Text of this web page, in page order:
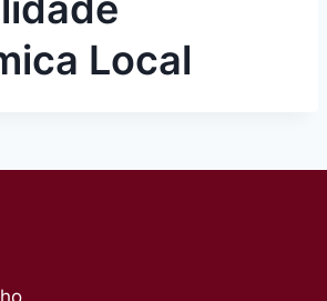
Local